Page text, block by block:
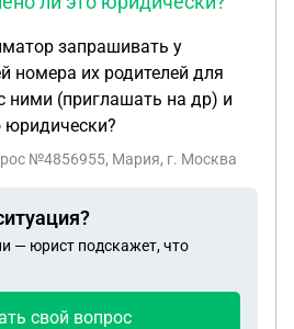
запрашивать у
номера их родителей для
ними (приглашать на др) и
юридически?
№4856955, Мария, г. Москва
— юрист подскажет, что
свой вопрос